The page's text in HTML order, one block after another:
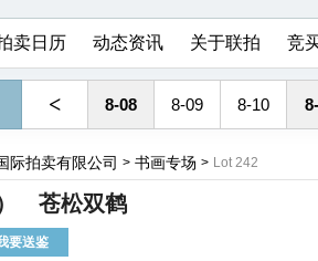
卖日历 动态资讯 关于联拍 竞
< 8-08 8-09 8-10
际拍卖有限公司 > 书画专场 > Lot 242
苍松双鹤
要送鉴